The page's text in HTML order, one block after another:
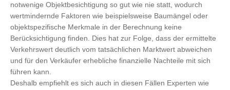
notwenige Objektbesichtigung so gut wie nie statt, wodurch
wertmindernde Faktoren wie beispielsweise Baumängel oder
objektspezifische Merkmale in der Berechnung keine
Berücksichtigung finden. Dies hat zur Folge, dass der ermittelte
Verkehrswert deutlich vom tatsächlichen Marktwert abweichen
und für den Verkäufer erhebliche finanzielle Nachteile mit sich
führen kann.
Deshalb empfiehlt es sich auch in diesen Fällen Experten wie